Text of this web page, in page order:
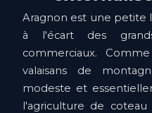
Aragnon est une petite
à l'écart des
commerciaux.
valaisans de
modeste et
l'agriculture de